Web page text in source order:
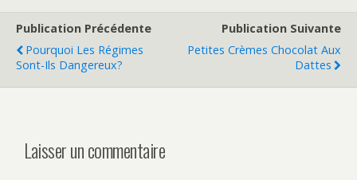
Publication Précédente
Pourquoi Les Régimes
Sont-Ils Dangereux?
Publication Suivante
Petites Crèmes Chocolat Aux
Dattes
Laisser un commentaire